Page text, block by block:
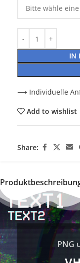
IN
⟶ Individuelle
Add to wishlist
Share:
PNG